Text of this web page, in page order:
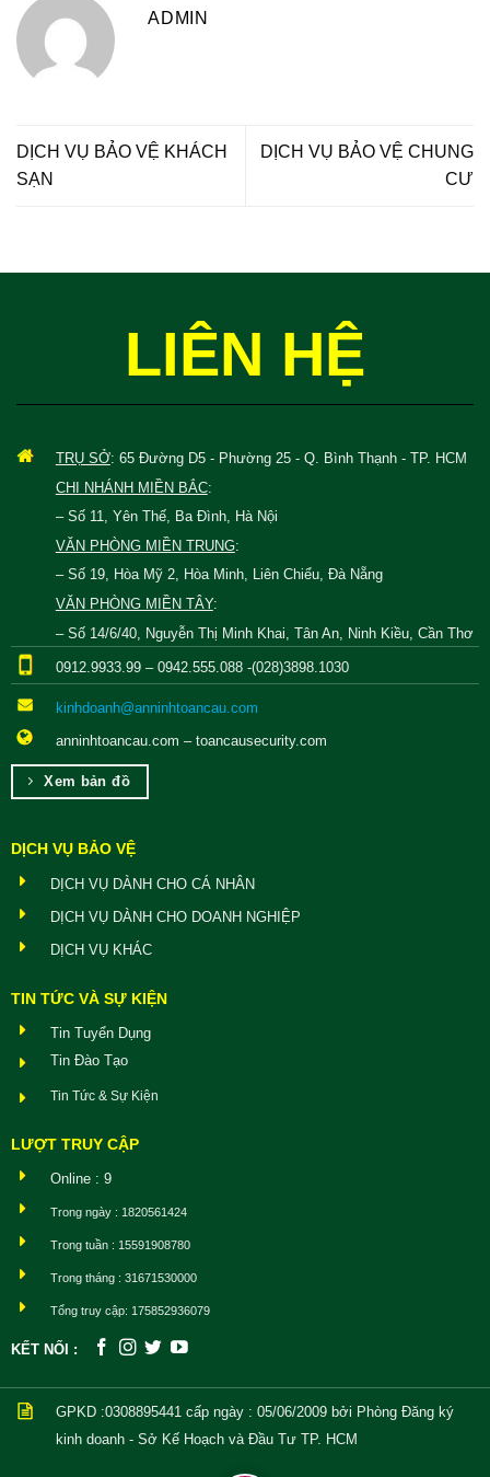
ADMIN
DỊCH VỤ BẢO VỆ KHÁCH
SẠN
DỊCH VỤ BẢO VỆ CHUNG
CƯ
LIÊN HỆ
TRỤ SỞ: 65 Đường D5 - Phường 25 - Q. Bình Thạnh - TP. HCM
CHI NHÁNH MIỀN BẮC:
– Số 11, Yên Thế, Ba Đình, Hà Nội
VĂN PHÒNG MIỀN TRUNG:
– Số 19, Hòa Mỹ 2, Hòa Minh, Liên Chiểu, Đà Nẵng
VĂN PHÒNG MIỀN TÂY:
– Số 14/6/40, Nguyễn Thị Minh Khai, Tân An, Ninh Kiều, Cần Thơ
0912.9933.99 – 0942.555.088 -(028)3898.1030
kinhdoanh@anninhtoancau.com
anninhtoancau.com – toancausecurity.com
Xem bản đồ
DỊCH VỤ BẢO VỆ
DỊCH VỤ DÀNH CHO CÁ NHÂN
DỊCH VỤ DÀNH CHO DOANH NGHIỆP
DỊCH VỤ KHÁC
TIN TỨC VÀ SỰ KIỆN
Tin Tuyển Dụng
Tin Đào Tạo
Tin Tức & Sự Kiện
LƯỢT TRUY CẬP
Online : 9
Trong ngày : 1820561424
Trong tuần : 15591908780
Trong tháng : 31671530000
Tổng truy cập: 175852936079
KẾT NỐI :
GPKD :0308895441 cấp ngày : 05/06/2009 bởi Phòng Đăng ký
kinh doanh - Sở Kế Hoạch và Đầu Tư TP. HCM